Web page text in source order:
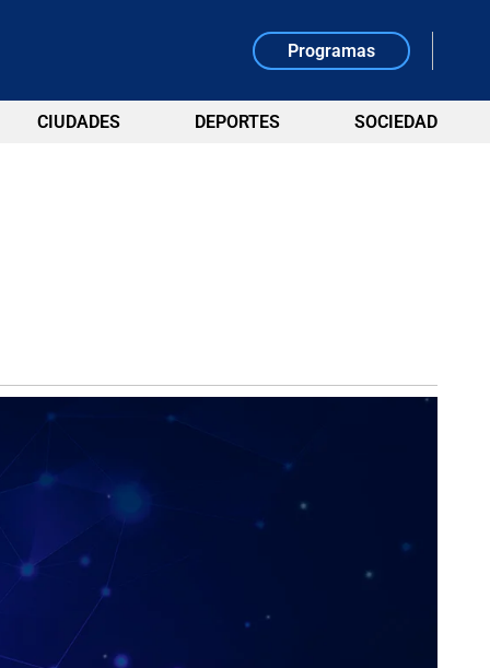
Programas
CIUDADES DEPORTES SOCIEDAD